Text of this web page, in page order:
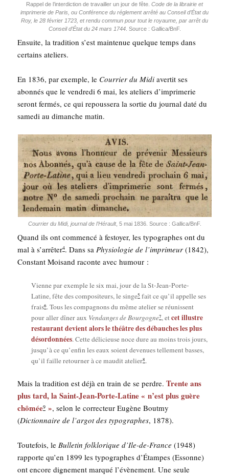
Rap­pel de l’in­ter­dic­tion de tra­vailler un jour de fête. Code de la librai­rie et
impri­me­rie de Paris, ou Confé­rence du régle­ment arrê­té au Conseil d’É­tat du
Roy, le 28 février 1723, et ren­du com­mun pour tout le royaume, par arrêt du
Conseil d’É­tat du 24 mars 1744. Source : Gallica/BnF.
Ensuite, la tra­di­tion s’est main­te­nue quelque temps dans
cer­tains ateliers.
En 1836, par exemple, le Cour­rier du Midi aver­tit ses
abon­nés que le ven­dre­di 6 mai, les ate­liers d’im­pri­me­rie
seront fer­més, ce qui repous­se­ra la sor­tie du jour­nal daté du
same­di au dimanche matin.
Cour­rier du Midi, jour­nal de l’Hé­rault, 5 mai 1836. Source : Gallica/BnF.
Quand ils ont com­men­cé à fes­toyer, les typo­graphes ont du
mal à s’arrêter4. Dans sa Phy­sio­lo­gie de l’imprimeur (1842),
Constant Moi­sand raconte avec humour :
Vienne par exemple le six mai, jour de la St-Jean-Porte-
Latine, fête des com­po­si­teurs, le singe5 fait ce qu’il appelle ses
frais6. Tous les com­pa­gnons du même ate­lier se réunissent
pour aller dîner aux Ven­danges de Bour­gogne7, etcet illustre
res­tau­rant devient alors le théâtre des débauches les plus
désor­don­nées. Cette déli­cieuse noce dure au moins trois jours,
jus­qu’à ce qu’en­fin les eaux soient deve­nues tel­le­ment basses,
qu’il faille retour­ner à ce mau­dit ate­lier8.
Mais la tra­di­tion est déjà en train de se perdre.Trente ans
plus tard, la Saint-Jean-Porte-Latine « n’est plus guère
chô­mée9 », selon le cor­rec­teur Eugène Bout­my
(Dic­tion­naire de l’argot des typo­graphes, 1878).
Tou­te­fois, leBul­le­tin folk­lo­rique d’Ile-de-France (1948)
rap­porte qu’en 1899 les typo­graphes d’Étampes (Essonne)
ont encore digne­ment mar­qué l’évènement. Une seule